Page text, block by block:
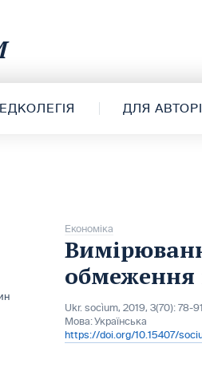
ДЛЯ
Економіка
обмеження
Ukr. socìum, 2019, 3(70): 78-91
Мова:Українська
https://doi.org/10.15407/